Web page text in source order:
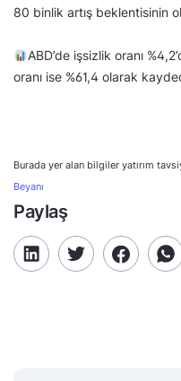
80 binlik artış beklentisinin
ABD’de işsizlik oranı
oranı ise %61,4 olarak
Burada yer alan bilgiler yatırım
Beyanı
Paylaş